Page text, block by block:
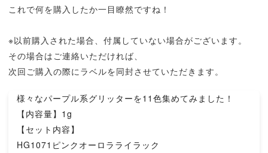
これで何を購入したか一目瞭然ですね！
※以前購入された場合、付属していない場合がございます。
その場合はご連絡いただければ、
次回ご購入の際にラベルを同封させていただきます。
様々なパープル系グリッターを11色集めてみました！
【内容量】1g
【セット内容】
HG1071ピンクオーロラライラック